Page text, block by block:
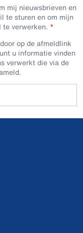
mij nieuwsbrieven en
te sturen en om mijn
te verwerken.
op de afmeldlink
u informatie vinden
verwerkt die via de